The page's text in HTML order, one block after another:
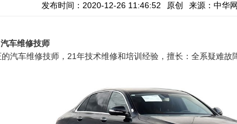
发布时间：2020-12-26 11:46:52 原创 来源：中华网
汽车维修技师